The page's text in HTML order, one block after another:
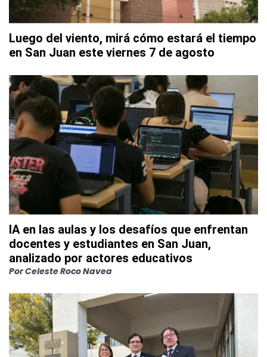
Luego del viento, mirá cómo estará el tiempo
en San Juan este viernes 7 de agosto
IA en las aulas y los desafíos que enfrentan
docentes y estudiantes en San Juan,
analizado por actores educativos
PorCeleste Roco Navea